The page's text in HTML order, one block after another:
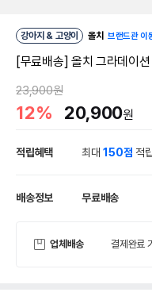
강아지 & 고양이 올치 브랜드관 이
[무료배송] 올치 그라데이
23,900원
12% 20,900원
적립혜택 최대150점 적립
배송정보 무료배송
업체배송 결제완료